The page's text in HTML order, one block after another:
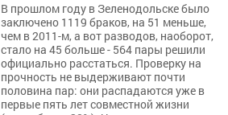
В прошлом году в Зеленодольске было
заключено 1119 браков, на 51 меньше,
чем в 2011-м, а вот разводов, наоборот,
стало на 45 больше - 564 пары решили
официально расстаться. Проверку на
прочность не выдерживают почти
половина пар: они распадаются уже в
первые пять лет совместной жизни